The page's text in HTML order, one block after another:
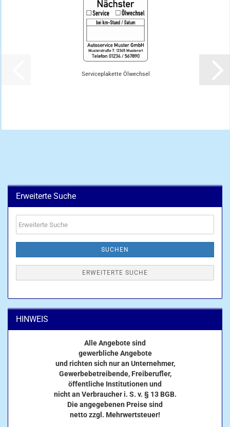
Serviceplakette Ölwechsel
Erweiterte Suche
Suche
SUCHEN
ERWEITERTE SUCHE
HINWEIS
Alle Angebote sind
gewerbliche Angebote
und richten sich nur an Unternehmer,
Gewerbebetreibende, Freiberufler,
öffentliche Institutionen und
nicht an Verbraucher i. S. v. § 13 BGB.
Die angegebenen Preise sind
netto zzgl. Mehrwertsteuer!